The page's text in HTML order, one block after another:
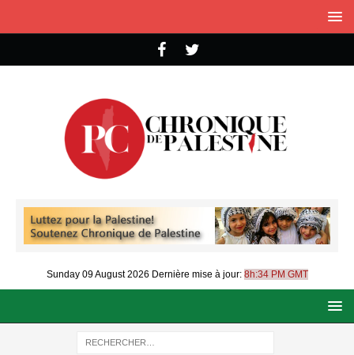
Sunday 09 August 2026 Dernière mise à jour: 8h:34 PM GMT